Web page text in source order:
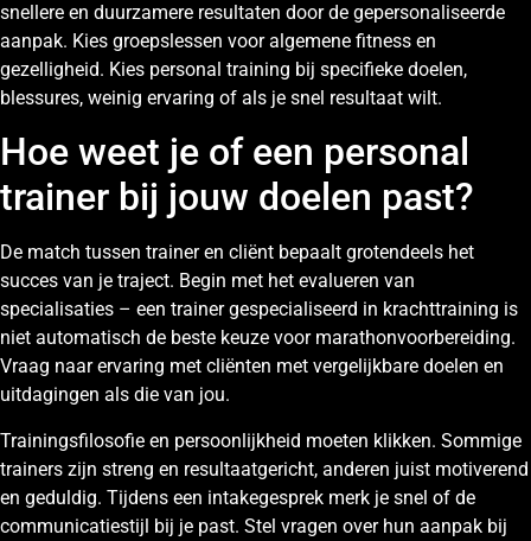
snellere en duurzamere resultaten door de gepersonaliseerde
aanpak. Kies groepslessen voor algemene fitness en
gezelligheid. Kies personal training bij specifieke doelen,
blessures, weinig ervaring of als je snel resultaat wilt.
Hoe weet je of een personal
trainer bij jouw doelen past?
De match tussen trainer en cliënt bepaalt grotendeels het
succes van je traject. Begin met het evalueren van
specialisaties – een trainer gespecialiseerd in krachttraining is
niet automatisch de beste keuze voor marathonvoorbereiding.
Vraag naar ervaring met cliënten met vergelijkbare doelen en
uitdagingen als die van jou.
Trainingsfilosofie en persoonlijkheid moeten klikken. Sommige
trainers zijn streng en resultaatgericht, anderen juist motiverend
en geduldig. Tijdens een intakegesprek merk je snel of de
communicatiestijl bij je past. Stel vragen over hun aanpak bij